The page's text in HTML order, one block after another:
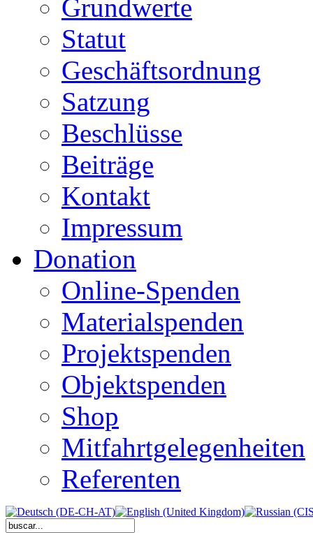
Grundwerte
Statut
Geschäftsordnung
Satzung
Beschlüsse
Beiträge
Kontakt
Impressum
Donation
Online-Spenden
Materialspenden
Projektspenden
Objektspenden
Shop
Mitfahrtgelegenheiten
Referenten